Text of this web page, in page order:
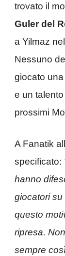
trovato il
Guler del
a Yilmaz
Nessuno
giocato
e un
prossimi
A Fanatik
specificato:
hanno
giocatori
questo
ripresa.
sempre